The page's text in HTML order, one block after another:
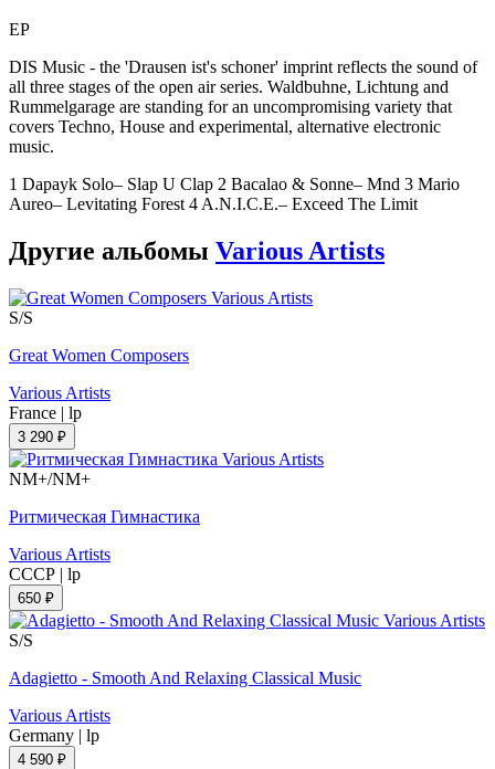
EP
DIS Music - the 'Drausen ist's schoner' imprint reflects the sound of
all three stages of the open air series. Waldbuhne, Lichtung and
Rummelgarage are standing for an uncompromising variety that
covers Techno, House and experimental, alternative electronic
music.
1 Dapayk Solo– Slap U Clap 2 Bacalao & Sonne– Mnd 3 Mario
Aureo– Levitating Forest 4 A.N.I.C.E.– Exceed The Limit
Другие альбомы Various Artists
S/S
Great Women Composers
Various Artists
France | lp
3 290 ₽
NM+/NM+
Ритмическая Гимнастика
Various Artists
СССР | lp
650 ₽
S/S
Adagietto - Smooth And Relaxing Classical Music
Various Artists
Germany | lp
4 590 ₽